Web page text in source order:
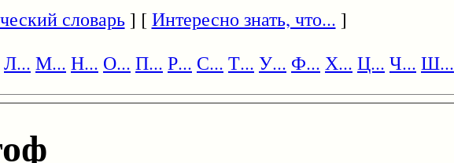
словарь] [Интересно знать, что... ]
Л... М... Н... О... П... Р... С... Т... У... Ф... Х... Ц... Ч... Ш...